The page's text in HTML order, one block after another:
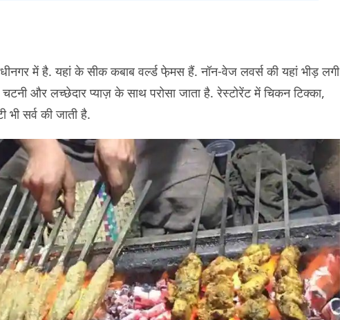
में है. यहां के सीक कबाब वर्ल्ड फे़मस हैं. नॉन-वेज लवर्स की यहां भीड़ लगी
चटनी और लच्छेदार प्याज़ के साथ परोसा जाता है. रेस्टोरेंट में चिकन टिक्का,
भी सर्व की जाती है.